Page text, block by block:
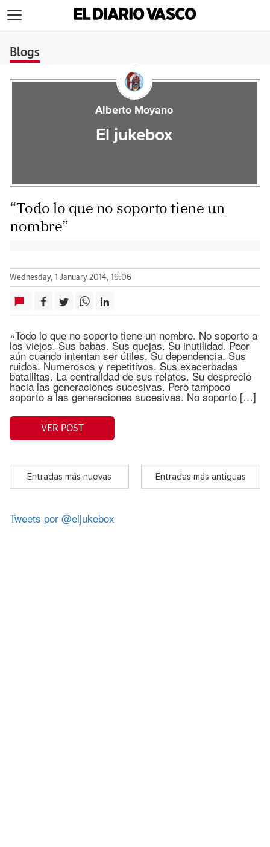
Blogs
Alberto Moyano
El jukebox
“Todo lo que no soporto tiene un
nombre”
Wednesday, 1 January 2014, 19:06
«Todo lo que no soporto tiene un nombre. No soporto a
los viejos. Sus babas. Sus quejas. Su inutilidad. Peor
aún cuando intentan ser útiles. Su dependencia. Sus
ruidos. Numerosos y repetitivos. Sus exacerbadas
batallitas. La centralidad de sus relatos. Su desprecio
hacia las generaciones sucesivas. Pero tampoco
soporto a las generaciones sucesivas. No soporto […]
VER POST
Entradas más nuevas Entradas más antiguas
Tweets por @eljukebox